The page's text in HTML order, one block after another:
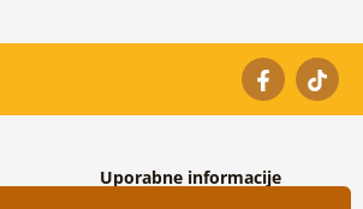
Uporabne informacije